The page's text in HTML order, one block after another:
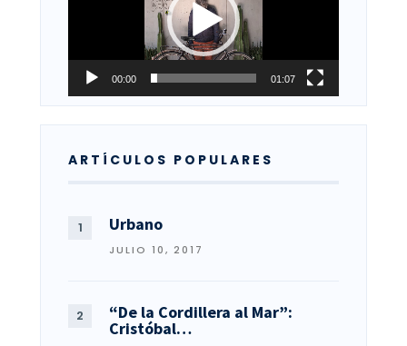
00:00 01:07
ARTÍCULOS POPULARES
Urbano
JULIO 10, 2017
“De la Cordillera al Mar”:
Cristóbal…